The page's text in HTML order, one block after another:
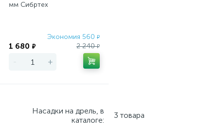
мм Сибртех
Экономия 560 ₽
1 680 ₽ 2 240₽
- +
Насадки на дрель, в
каталоге:
3 товара